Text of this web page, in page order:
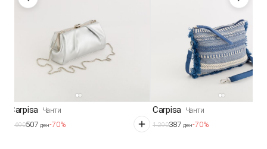
Carpisa Чанти
1.690507 ден-70%
Carpisa Чанти
1.290387 ден-70%